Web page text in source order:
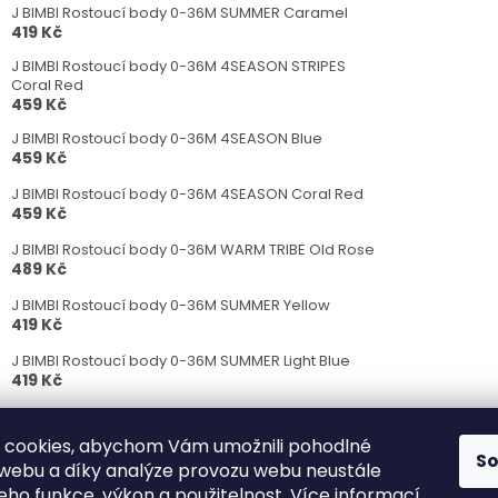
abychom Vám umožnili pohodlné
a díky analýze provozu webu neustále
J BIMBI Rostoucí body 0-36M SUMMER Caramel
419 Kč
J BIMBI Rostoucí body 0-36M 4SEASON STRIPES
Coral Red
459 Kč
J BIMBI Rostoucí body 0-36M 4SEASON Blue
459 Kč
J BIMBI Rostoucí body 0-36M 4SEASON Coral Red
459 Kč
J BIMBI Rostoucí body 0-36M WARM TRIBE Old Rose
489 Kč
J BIMBI Rostoucí body 0-36M SUMMER Yellow
419 Kč
J BIMBI Rostoucí body 0-36M SUMMER Light Blue
419 Kč
429 Kč
J BIMBI Rostoucí body 0-36M SUMMER Dark blue
419 Kč